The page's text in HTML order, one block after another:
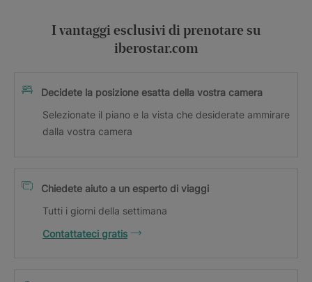
I vantaggi esclusivi di prenotare su
iberostar.com
Decidete la posizione esatta della vostra camera
Selezionate il piano e la vista che desiderate ammirare
dalla vostra camera
Chiedete aiuto a un esperto di viaggi
Tutti i giorni della settimana
Contattateci gratis